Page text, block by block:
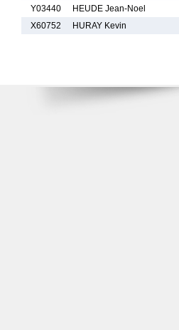
Y03440
HEUDE Jean-Noel
X60752
HURAY Kevin